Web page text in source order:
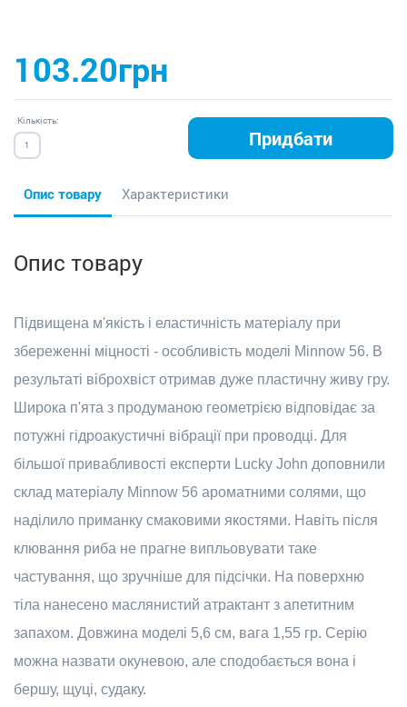
103.20грн
Кількість:
Придбати
Опис товару Характеристики
Опис товару
Підвищена м'якість і еластичність матеріалу при
збереженні міцності - особливість моделі Minnow 56. В
результаті віброхвіст отримав дуже пластичну живу гру.
Широка п'ята з продуманою геометрією відповідає за
потужні гідроакустичні вібрації при проводці. Для
більшої привабливості експерти Lucky John доповнили
склад матеріалу Minnow 56 ароматними солями, що
наділило приманку смаковими якостями. Навіть після
клювання риба не прагне випльовувати таке
частування, що зручніше для підсічки. На поверхню
тіла нанесено маслянистий атрактант з апетитним
запахом. Довжина моделі 5,6 см, вага 1,55 гр. Серію
можна назвати окуневою, але сподобається вона і
бершу, щуці, судаку.